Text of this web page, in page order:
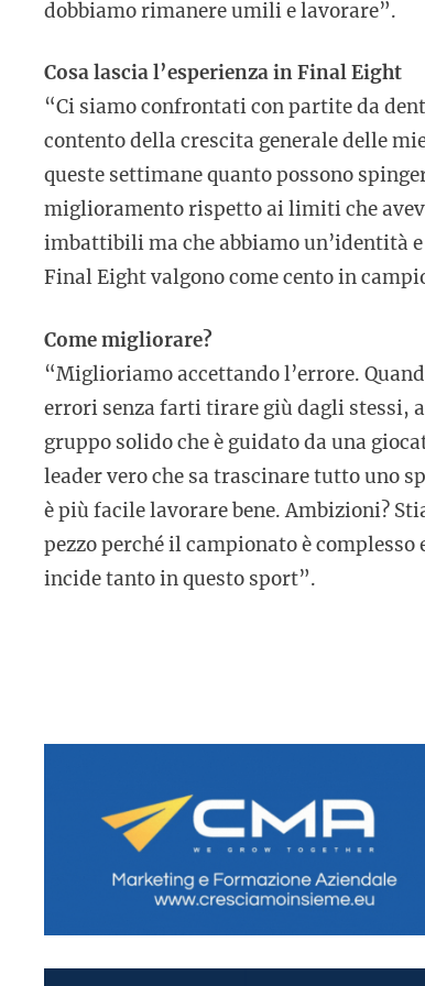
dobbiamo rimanere umili e lavorare”.
Cosa lascia l’esperienza in Final Eight
“Ci siamo confrontati con partite da
contento della crescita generale delle
queste settimane quanto possono
miglioramento rispetto ai limiti che
imbattibili ma che abbiamo un’identità
Final Eight valgono come cento in
Come migliorare?
“Miglioriamo accettando l’errore.
errori senza farti tirare giù dagli stessi,
gruppo solido che è guidato da una
leader vero che sa trascinare tutto uno
è più facile lavorare bene. Ambizioni?
pezzo perché il campionato è
incide tanto in questo sport”.